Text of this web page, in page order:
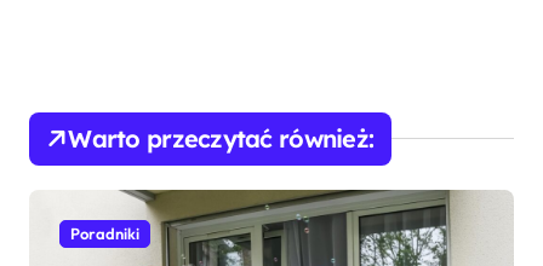
Warto przeczytać również:
Poradniki